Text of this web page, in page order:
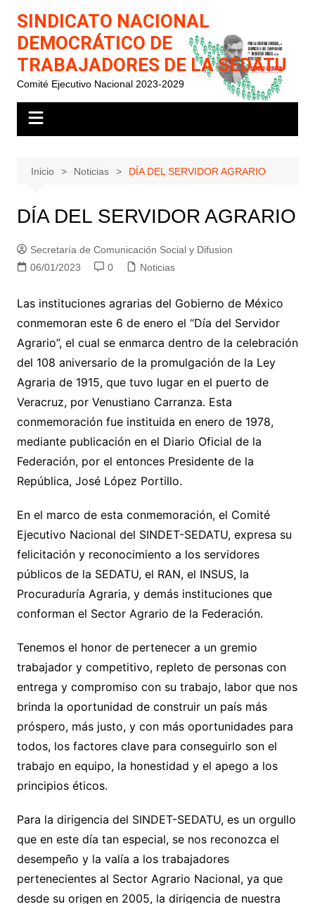
contenido
SINDICATO NACIONAL
DEMOCRÁTICO DE
TRABAJADORES DE LA SEDATU
Comité Ejecutivo Nacional 2023-2029
Inicio Noticias DÍA DEL SERVIDOR AGRARIO
DÍA DEL SERVIDOR AGRARIO
Secretaría de Comunicación Social y Difusion
06/01/2023
0 Noticias
Las instituciones agrarias del Gobierno de México
conmemoran este 6 de enero el “Día del Servidor
Agrario”, el cual se enmarca dentro de la celebración
del 108 aniversario de la promulgación de la Ley
Agraria de 1915, que tuvo lugar en el puerto de
Veracruz, por Venustiano Carranza. Esta
conmemoración fue instituida en enero de 1978,
mediante publicación en el Diario Oficial de la
Federación, por el entonces Presidente de la
República, José López Portillo.
En el marco de esta conmemoración, el Comité
Ejecutivo Nacional del SINDET-SEDATU, expresa su
felicitación y reconocimiento a los servidores
públicos de la SEDATU, el RAN, el INSUS, la
Procuraduría Agraria, y demás instituciones que
conforman el Sector Agrario de la Federación.
Tenemos el honor de pertenecer a un gremio
trabajador y competitivo, repleto de personas con
entrega y compromiso con su trabajo, labor que nos
brinda la oportunidad de construir un país más
próspero, más justo, y con más oportunidades para
todos, los factores clave para conseguirlo son el
trabajo en equipo, la honestidad y el apego a los
principios éticos.
Para la dirigencia del SINDET-SEDATU, es un orgullo
que en este día tan especial, se nos reconozca el
desempeño y la valía a los trabajadores
pertenecientes al Sector Agrario Nacional, ya que
desde su origen en 2005, la dirigencia de nuestra